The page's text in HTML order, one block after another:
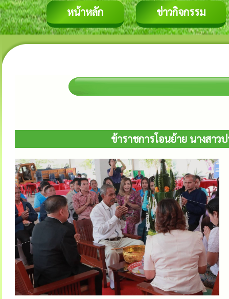
หน้าหลัก ข่าวกิจกรรม
ข้าราชการโอนย้าย นางสา